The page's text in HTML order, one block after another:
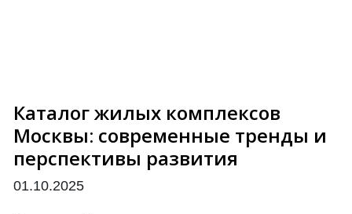
Каталог жилых комплексов
Москвы: современные тренды и
перспективы развития
01.10.2025